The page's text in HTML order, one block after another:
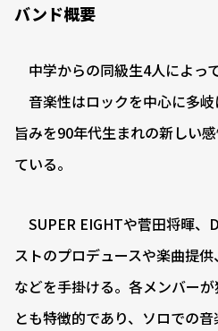
バンド概要
中学からの同級生4人によっ
音楽性はロックを中心に多
旨みを90年代生まれの新しい
ている。
SUPER EIGHTや菅田将暉、
ストのプロデュースや楽曲提
などを手掛ける。各メンバー
とも特徴的であり、ソロでの